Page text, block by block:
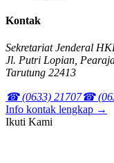
Kontak
Sekretariat Jenderal
Jl. Putri Lopian,
Tarutung 22413
☎ (0633) 21707☎
Info kontak lengkap →
Ikuti Kami